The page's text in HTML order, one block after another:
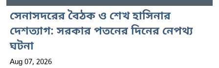
সেনাসদরের বৈঠক ও শেখ হাসিনার
দেশত্যাগ: সরকার পতনের দিনের নেপথ্য
ঘটনা
Aug 07, 2026